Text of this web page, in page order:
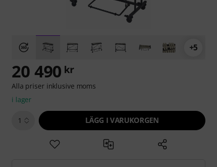
+5
20 490 kr
Alla priser inklusive moms
i lager
1 LÄGG I VARUKORGEN